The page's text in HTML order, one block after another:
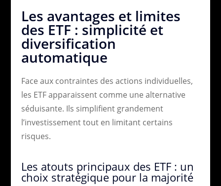
Les avantages et limites
des ETF : simplicité et
diversification
automatique
Face aux contraintes des actions individuelles,
les ETF apparaissent comme une alternative
séduisante. Ils simplifient grandement
l’investissement tout en limitant certains
risques.
Les atouts principaux des ETF : un
choix stratégique pour la majorité